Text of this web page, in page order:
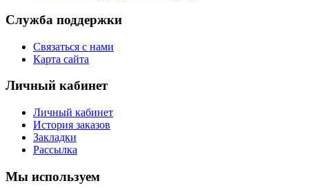
Служба поддержки
Связаться с нами
Карта сайта
Личный кабинет
Личный кабинет
История заказов
Закладки
Рассылка
Мы используем